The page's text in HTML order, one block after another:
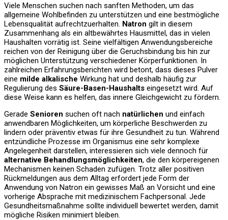
Viele Menschen suchen nach sanften Methoden, um das
allgemeine Wohlbefinden zu unterstützen und eine bestmögliche
Lebensqualität aufrechtzuerhalten. Natron gilt in diesem
Zusammenhang als ein altbewährtes Hausmittel, das in vielen
Haushalten vorrätig ist. Seine vielfältigen Anwendungsbereiche
reichen von der Reinigung über die Geruchsbindung bis hin zur
möglichen Unterstützung verschiedener Körperfunktionen. In
zahlreichen Erfahrungsberichten wird betont, dass dieses Pulver
eine milde alkalische Wirkung hat und deshalb häufig zur
Regulierung des Säure-Basen-Haushalts eingesetzt wird. Auf
diese Weise kann es helfen, das innere Gleichgewicht zu fördern.
Gerade Senioren suchen oft nach natürlichen und einfach
anwendbaren Möglichkeiten, um körperliche Beschwerden zu
lindern oder präventiv etwas für ihre Gesundheit zu tun. Während
entzündliche Prozesse im Organismus eine sehr komplexe
Angelegenheit darstellen, interessieren sich viele dennoch für
alternative Behandlungsmöglichkeiten, die den körpereigenen
Mechanismen keinen Schaden zufügen. Trotz aller positiven
Rückmeldungen aus dem Alltag erfordert jede Form der
Anwendung von Natron ein gewisses Maß an Vorsicht und eine
vorherige Absprache mit medizinischem Fachpersonal. Jede
Gesundheitsmaßnahme sollte individuell bewertet werden, damit
mögliche Risiken minimiert bleiben.